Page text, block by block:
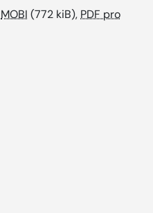
MOBI (772 kiB), PDF pro